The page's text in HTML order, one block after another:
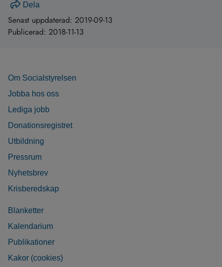
Dela
Senast uppdaterad: 2019-09-13
Publicerad: 2018-11-13
Om Socialstyrelsen
Jobba hos oss
Lediga jobb
Donationsregistret
Utbildning
Pressrum
Nyhetsbrev
Krisberedskap
Blanketter
Kalendarium
Publikationer
Kakor (cookies)